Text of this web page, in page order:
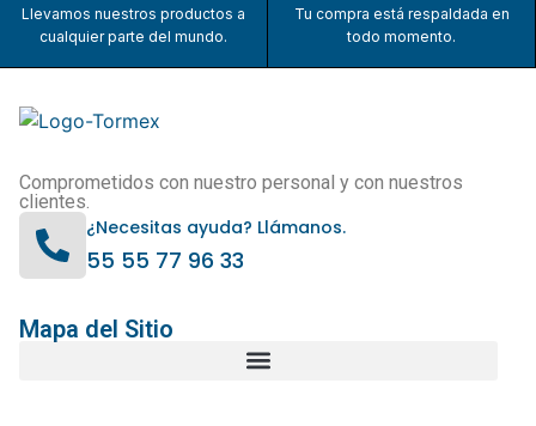
Llevamos nuestros productos a
cualquier parte del mundo.
Tu compra está respaldada en
todo momento.
Comprometidos con nuestro personal y con nuestros
clientes.
¿Necesitas ayuda? Llámanos.
55 55 77 96 33
Mapa del Sitio